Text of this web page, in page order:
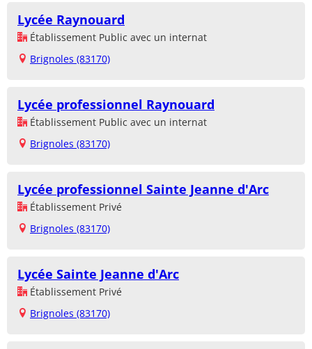
Lycée Raynouard
Établissement Public avec un internat
Brignoles (83170)
Lycée professionnel Raynouard
Établissement Public avec un internat
Brignoles (83170)
Lycée professionnel Sainte Jeanne d'Arc
Établissement Privé
Brignoles (83170)
Lycée Sainte Jeanne d'Arc
Établissement Privé
Brignoles (83170)